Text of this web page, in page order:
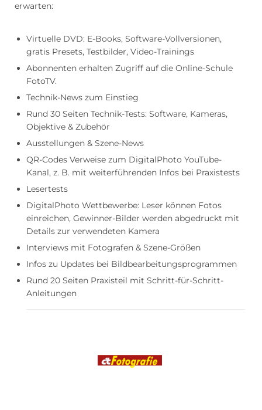
erwarten:
Virtuelle DVD: E-Books, Software-Vollversionen,
gratis Presets, Testbilder, Video-Trainings
Abonnenten erhalten Zugriff auf die Online-Schule
FotoTV.
Technik-News zum Einstieg
Rund 30 Seiten Technik-Tests: Software, Kameras,
Objektive & Zubehör
Ausstellungen & Szene-News
QR-Codes Verweise zum DigitalPhoto YouTube-
Kanal, z. B. mit weiterführenden Infos bei Praxistests
Lesertests
DigitalPhoto Wettbewerbe: Leser können Fotos
einreichen, Gewinner-Bilder werden abgedruckt mit
Details zur verwendeten Kamera
Interviews mit Fotografen & Szene-Größen
Infos zu Updates bei Bildbearbeitungsprogrammen
Rund 20 Seiten Praxisteil mit Schritt-für-Schritt-
Anleitungen